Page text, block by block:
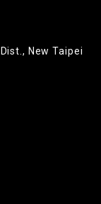
New Taipei